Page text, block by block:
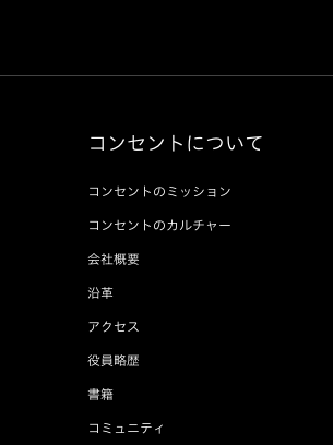
コンセントについて
コンセントのミッション
コンセントのカルチャー
会社概要
沿革
アクセス
役員略歴
書籍
コミュニティ